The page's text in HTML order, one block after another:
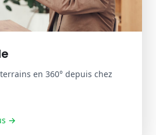
03
vous débloquez l'argent
nous rembourser
en 360° depuis chez
→